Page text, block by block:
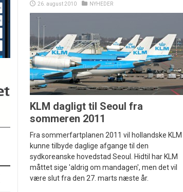
26. august 2010 NYHEDER
KLM dagligt til Seoul fra
sommeren 2011
Fra sommerfartplanen 2011 vil hollandske KLM
kunne tilbyde daglige afgange til den
sydkoreanske hovedstad Seoul. Hidtil har KLM
måttet sige 'aldrig om mandagen', men det vil
være slut fra den 27. marts næste år.